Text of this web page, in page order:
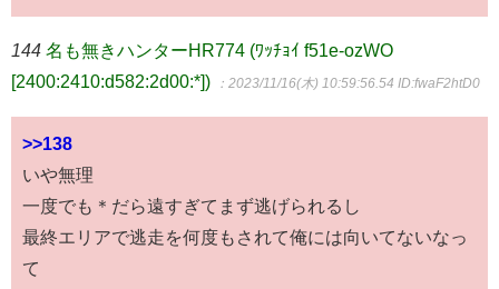
144 名も無きハンターHR774 (ﾜｯﾁｮｲ f51e-ozWO
[2400:2410:d582:2d00:*])
：2023/11/16(木) 10:59:56.54 ID:fwaF2htD0
>>138
いや無理
一度でも＊だら遠すぎてまず逃げられるし
最終エリアで逃走を何度もされて俺には向いてないなっ
て